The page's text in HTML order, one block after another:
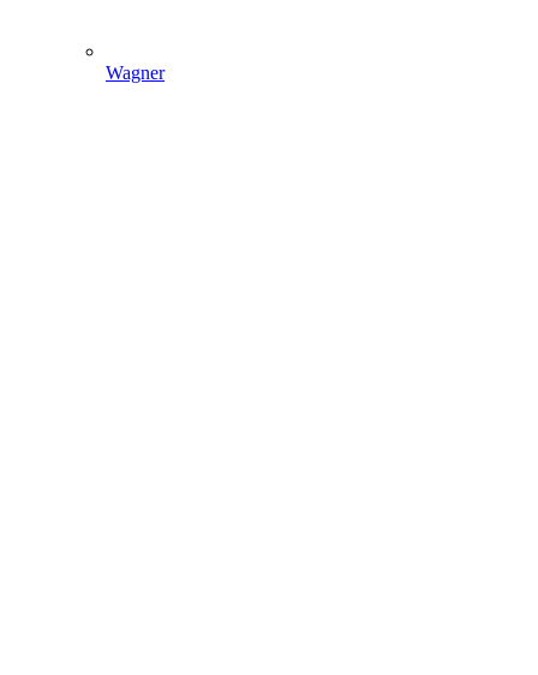
Wagner